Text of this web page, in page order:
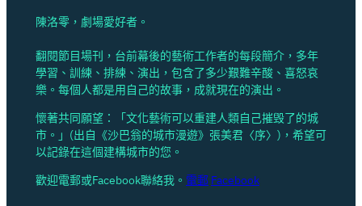
陳洛零，劇場愛好者。
翻閱節目場刊，台前幕後的藝術工作者的每段簡介，多年
學習、訓練、排練、演出，包含了多少艱難辛酸、喜怒哀
樂。每個人都是用自己的故事，成就現在的演出。
懷著共同願望：「文化藝術可以重建人類自己摧毁了的城
市。」(出自《沙巴翁的城市漫遊》張美君〈序〉)，希望可
以記錄在這個建構城市的您。
歡迎電郵或Facebook聯絡我。 電郵 Facebook